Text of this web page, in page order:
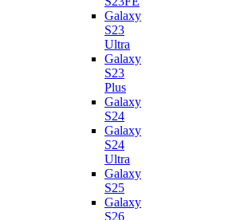
Galaxy
S23
Ultra
Galaxy
S23
Plus
Galaxy
S24
Galaxy
S24
Ultra
Galaxy
S25
Galaxy
S26